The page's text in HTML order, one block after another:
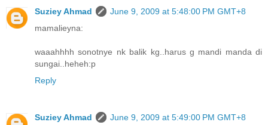
Suziey Ahmad
June 9, 2009 at 5:48:00 PM GMT+8
mamalieyna:
waaahhhh sonotnye nk balik kg..harus g mandi manda di
sungai..heheh:p
Reply
Suziey Ahmad June 9, 2009 at 5:49:00 PM GMT+8